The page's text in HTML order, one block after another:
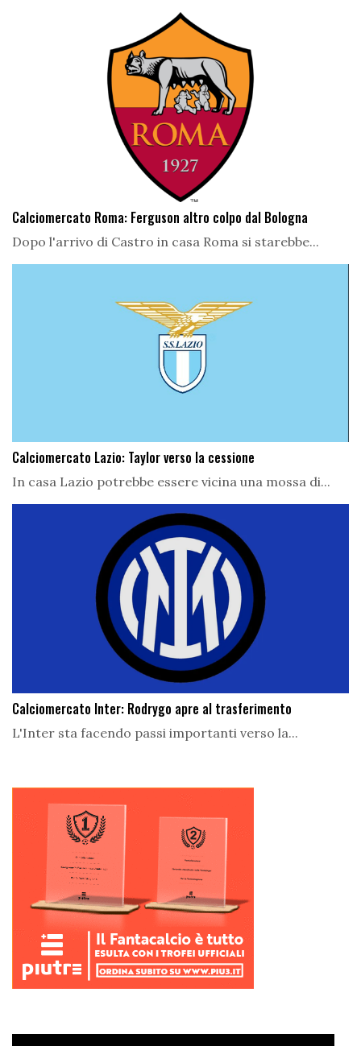
Calciomercato Roma: Ferguson altro colpo dal Bologna
Dopo l'arrivo di Castro in casa Roma si starebbe...
Calciomercato Lazio: Taylor verso la cessione
In casa Lazio potrebbe essere vicina una mossa di...
Calciomercato Inter: Rodrygo apre al trasferimento
L'Inter sta facendo passi importanti verso la...